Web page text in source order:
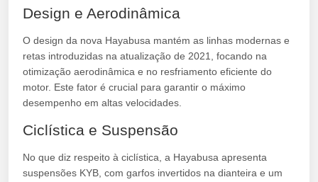
Design e Aerodinâmica
O design da nova Hayabusa mantém as linhas modernas e
retas introduzidas na atualização de 2021, focando na
otimização aerodinâmica e no resfriamento eficiente do
motor. Este fator é crucial para garantir o máximo
desempenho em altas velocidades.
Ciclística e Suspensão
No que diz respeito à ciclística, a Hayabusa apresenta
suspensões KYB, com garfos invertidos na dianteira e um